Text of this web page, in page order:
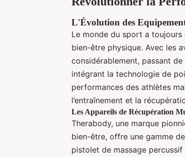
L'Évolution des
Le monde du sport a
bien-être physique. Avec les
considérablement, passant
intégrant la technologie de
performances des athlètes
l’entraînement et la
Les Appareils de Récupération
Therabody, une marque
bien-être, offre une gamme
pistolet de massage